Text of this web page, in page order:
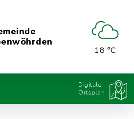
18 °C
Digitaler
Ortsplan